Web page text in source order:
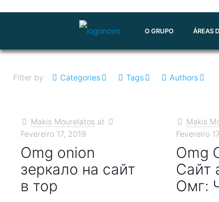
O GRUPO ÁREAS
Filter by Categories Tags Authors
Makis Mourelatos at
Fevereiro 17, 2019
Omg onion
зеркало на сайт
в тор
Makis
Fevereiro
Omg
Сайт
Омг: